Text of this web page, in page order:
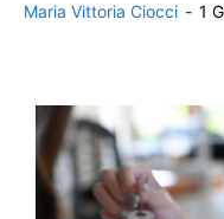
Maria Vittoria Ciocci - 1